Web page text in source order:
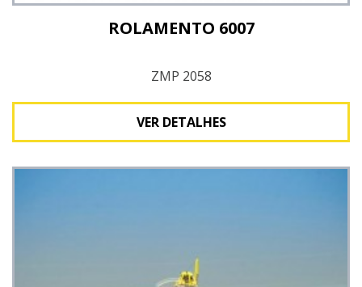
ROLAMENTO 6007
ZMP 2058
VER DETALHES